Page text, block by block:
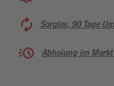
Sorglos, 90 Tage
Abholung im